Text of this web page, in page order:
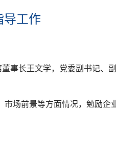
导工作
事长王文学，党委副书记、
场前景等方面情况，勉励企